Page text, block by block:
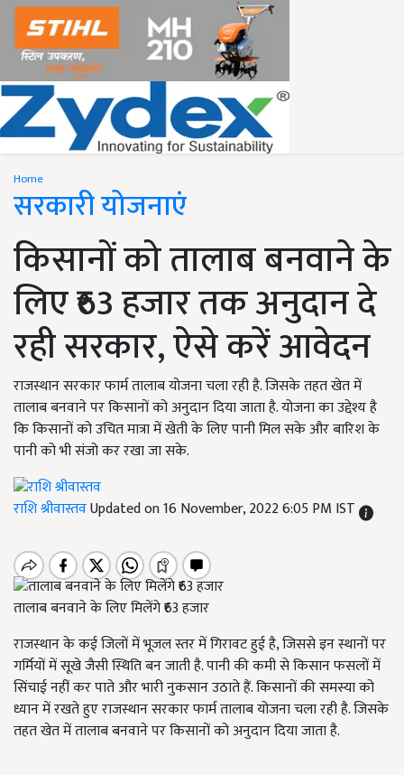
Home
सरकारी योजनाएं
किसानों को तालाब बनवाने के
लिए ₹63 हजार तक अनुदान दे
रही सरकार, ऐसे करें आवेदन
राजस्थान सरकार फार्म तालाब योजना चला रही है. जिसके तहत खेत में
तालाब बनवाने पर किसानों को अनुदान दिया जाता है. योजना का उद्देश्य है
कि किसानों को उचित मात्रा में खेती के लिए पानी मिल सके और बारिश के
पानी को भी संजो कर रखा जा सके.
राशि श्रीवास्तवUpdated on 16 November, 2022 6:05 PM IST
तालाब बनवाने के लिए मिलेंगे ₹63 हजार
राजस्थान के कई जिलों में भूजल स्तर में गिरावट हुई है, जिससे इन स्थानों पर
गर्मियों में सूखे जैसी स्थिति बन जाती है. पानी की कमी से किसान फसलों में
सिंचाई नहीं कर पाते और भारी नुकसान उठाते हैं. किसानों की समस्या को
ध्यान में रखते हुए राजस्थान सरकार फार्म तालाब योजना चला रही है. जिसके
तहत खेत में तालाब बनवाने पर किसानों को अनुदान दिया जाता है.